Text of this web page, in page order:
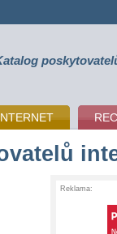
Reklama: